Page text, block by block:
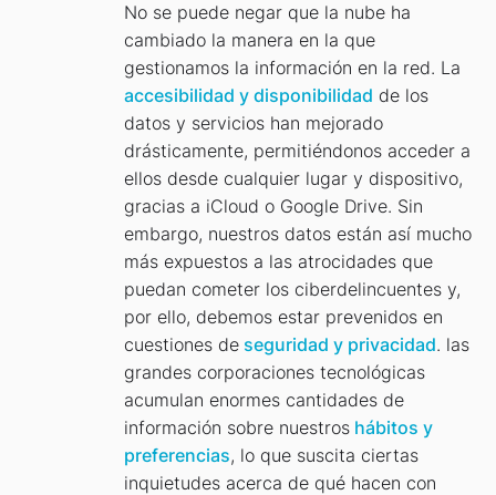
No se puede negar que la nube ha
cambiado la manera en la que
gestionamos la información en la red. La
accesibilidad y disponibilidad de los
datos y servicios han mejorado
drásticamente, permitiéndonos acceder a
ellos desde cualquier lugar y dispositivo,
gracias a iCloud o Google Drive. Sin
embargo, nuestros datos están así mucho
más expuestos a las atrocidades que
puedan cometer los ciberdelincuentes y,
por ello, debemos estar prevenidos en
cuestiones de seguridad y privacidad. las
grandes corporaciones tecnológicas
acumulan enormes cantidades de
información sobre nuestros hábitos y
preferencias, lo que suscita ciertas
inquietudes acerca de qué hacen con